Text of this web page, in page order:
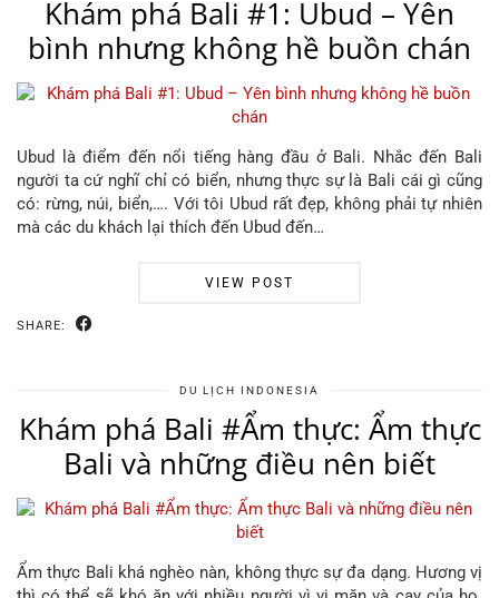
Khám phá Bali #1: Ubud – Yên
bình nhưng không hề buồn chán
Ubud là điểm đến nổi tiếng hàng đầu ở Bali. Nhắc đến Bali
người ta cứ nghĩ chỉ có biển, nhưng thực sự là Bali cái gì cũng
có: rừng, núi, biển,…. Với tôi Ubud rất đẹp, không phải tự nhiên
mà các du khách lại thích đến Ubud đến…
VIEW POST
SHARE:
DU LỊCH INDONESIA
Khám phá Bali #Ẩm thực: Ẩm thực
Bali và những điều nên biết
Ẩm thực Bali khá nghèo nàn, không thực sự đa dạng. Hương vị